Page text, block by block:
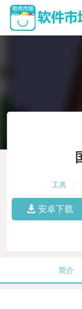
工具
安卓下载
简介